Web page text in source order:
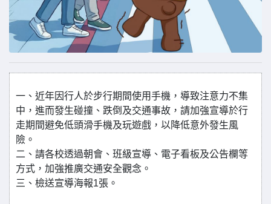
一、近年因行人於步行期間使用手機，導致注意力不集
中，進而發生碰撞、跌倒及交通事故，請加強宣導於行
走期間避免低頭滑手機及玩遊戲，以降低意外發生風
險。
二、請各校透過朝會、班級宣導、電子看板及公告欄等
方式，加強推廣交通安全觀念。
三、檢送宣導海報1張。